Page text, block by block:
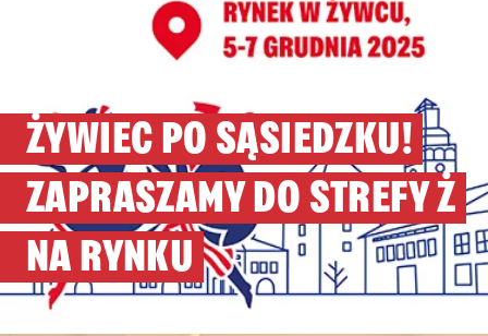
ŻYWIEC PO SĄSIEDZKU!
ZAPRASZAMY DO STREFY Ż
NA RYNKU